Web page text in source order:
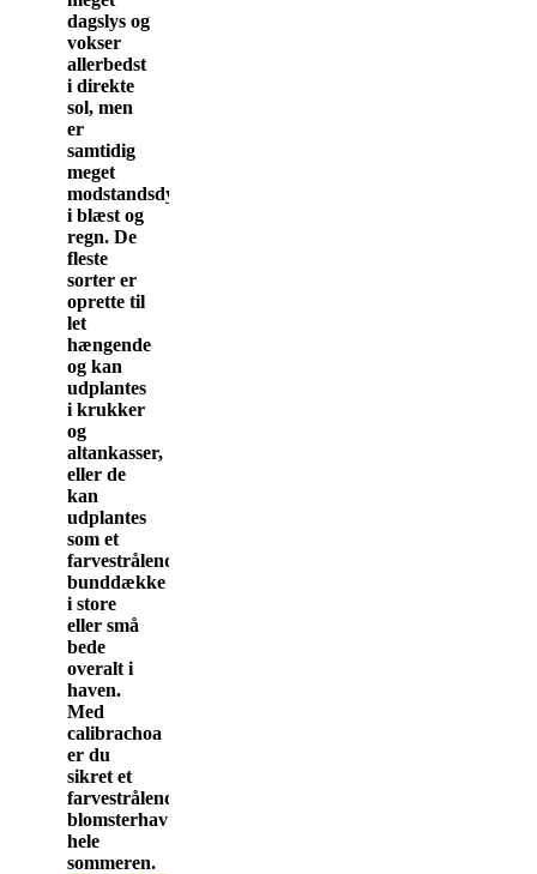
dagslys og
vokser
allerbedst
i direkte
sol, men
er
samtidig
meget
modstandsdygtige
i blæst og
regn. De
fleste
sorter er
oprette til
let
hængende
og kan
udplantes
i krukker
og
altankasser,
eller de
kan
udplantes
som et
farvestrålende
bunddække
i store
eller små
bede
overalt i
haven.
Med
calibrachoa
er du
sikret et
farvestrålende
blomsterhav
hele
sommeren.